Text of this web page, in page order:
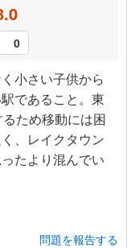
0
小さい子供から
であること。東
ため移動には困
、レイクタウン
たより混んでい
問題を報告する